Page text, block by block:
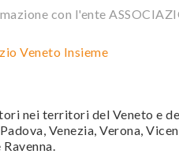
con l'ente
Veneto Insieme
nei territori del Veneto e
Venezia, Verona,